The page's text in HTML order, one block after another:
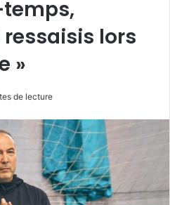
lors
»
de lecture